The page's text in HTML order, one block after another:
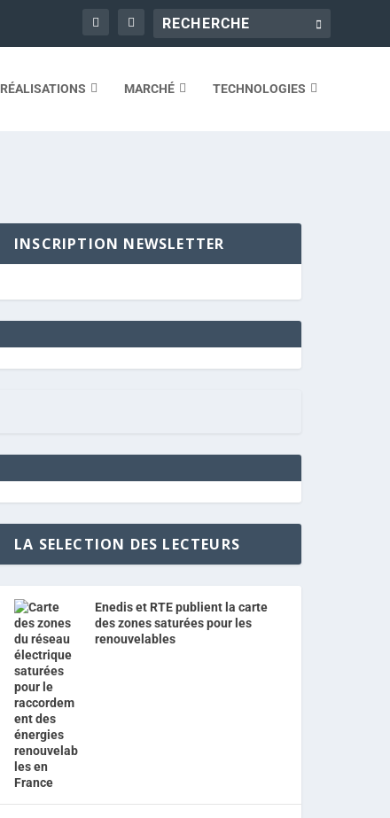
RÉALISATIONS MARCHÉ TECHNOLOGIES
INSCRIPTION NEWSLETTER
LA SELECTION DES LECTEURS
Enedis et RTE publient la carte
des zones saturées pour les
renouvelables